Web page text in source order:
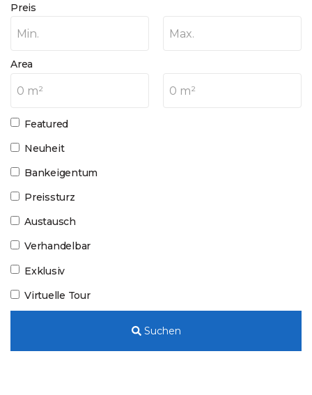
Preis
Min. Max.
Area
0 m² 0 m²
Featured
Neuheit
Bankeigentum
Preissturz
Austausch
Verhandelbar
Exklusiv
Virtuelle Tour
Suchen